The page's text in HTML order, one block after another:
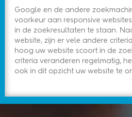
Google en de andere
voorkeur aan responsive
in de zoekresultaten te staan.
website, zijn er vele andere
hoog uw website scoort in de
criteria veranderen regelmatig,
ook in dit opzicht uw website te